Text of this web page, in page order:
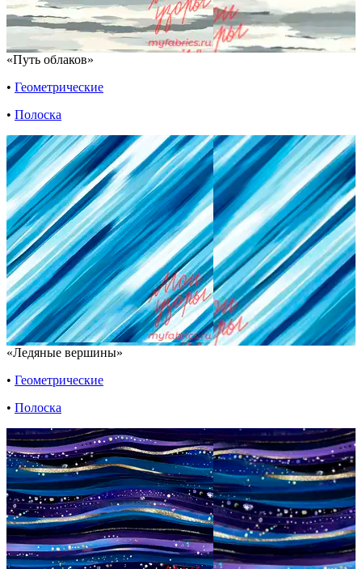
«Путь облаков»
• Геометрические
• Полоска
«Ледяные вершины»
• Геометрические
• Полоска